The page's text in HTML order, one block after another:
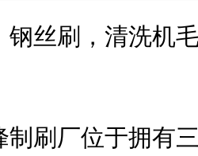
钢丝刷，清洗机
制刷厂位于拥有